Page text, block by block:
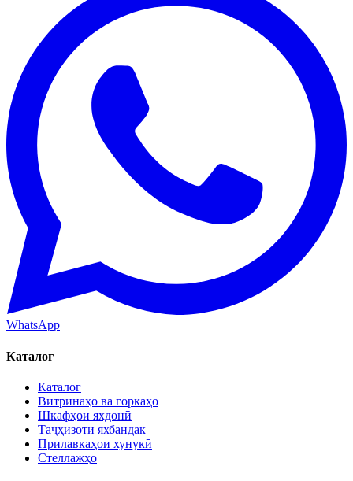
WhatsApp
Каталог
Каталог
Витринаҳо ва горкаҳо
Шкафҳои яхдонӣ
Таҷҳизоти яхбандак
Прилавкаҳои хунукӣ
Стеллажҳо